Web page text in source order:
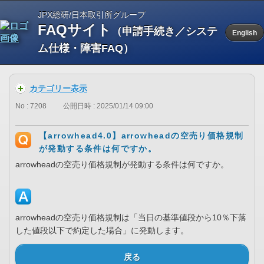
JPX総研/日本取引所グループ
FAQサイト
（申請手続き／システ
ム仕様・障害FAQ）
English
カテゴリー表示
No : 7208 公開日時 : 2025/01/14 09:00
【arrowhead4.0】arrowheadの空売り価格規制
が発動する条件は何ですか。
arrowheadの空売り価格規制が発動する条件は何ですか。
arrowheadの空売り価格規制は「当日の基準値段から10％下落
した値段以下で約定した場合」に発動します。
戻る